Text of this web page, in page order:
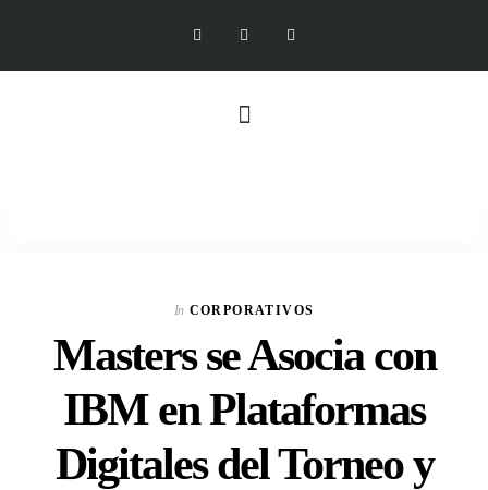
In CORPORATIVOS
Masters se Asocia con
IBM en Plataformas
Digitales del Torneo y